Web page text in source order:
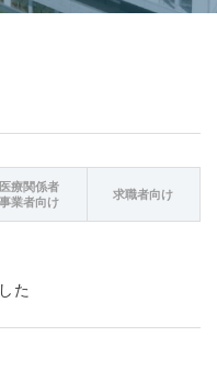
医療関係者
事業者向け
求職者向け
た